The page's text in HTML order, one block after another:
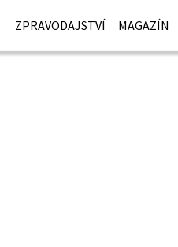
ZPRAVODAJSTVÍ MAGAZÍN